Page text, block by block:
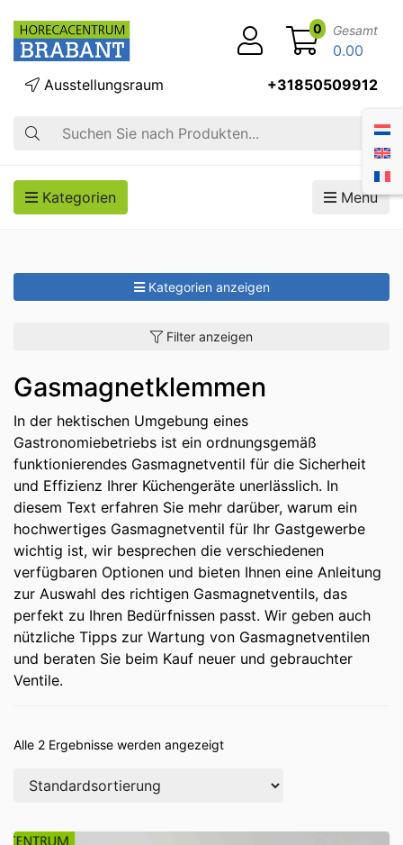
Suche
Ausstellungsraum +31850509912
0 Gesamt
0.00
Kategorien Menü
Kategorien anzeigen
Filter anzeigen
Gasmagnetklemmen
In der hektischen Umgebung eines
Gastronomiebetriebs ist ein ordnungsgemäß
funktionierendes Gasmagnetventil für die Sicherheit
und Effizienz Ihrer Küchengeräte unerlässlich. In
diesem Text erfahren Sie mehr darüber, warum ein
hochwertiges Gasmagnetventil für Ihr Gastgewerbe
wichtig ist, wir besprechen die verschiedenen
verfügbaren Optionen und bieten Ihnen eine Anleitung
zur Auswahl des richtigen Gasmagnetventils, das
perfekt zu Ihren Bedürfnissen passt. Wir geben auch
nützliche Tipps zur Wartung von Gasmagnetventilen
und beraten Sie beim Kauf neuer und gebrauchter
Ventile.
Alle 2 Ergebnisse werden angezeigt